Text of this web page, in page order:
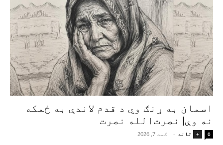
اسمان به ړنګ وي د قدم لاندې به ځمکه
نه وې| نصرت‌الله نصرت
+ تاند - اګست 7, 2026 0